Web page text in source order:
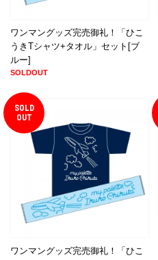
ワンマングッズ完売御礼！「ひこ
うきTシャツ+タオル」セット[ブ
ルー]
SOLDOUT
SOLD
OUT
ワンマングッズ完売御礼！「ひこ